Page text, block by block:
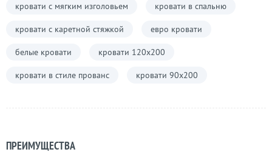
кровати с мягким изголовьем кровати в спальню
кровати с каретной стяжкой евро кровати
белые кровати кровати 120х200
кровати в стиле прованс кровати 90х200
ПРЕИМУЩЕСТВА